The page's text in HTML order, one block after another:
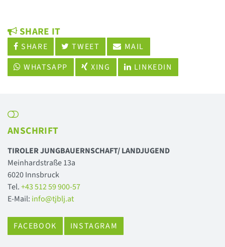
SHARE IT
SHARE TWEET
MAIL
WHATSAPP
XING LINKEDIN
ANSCHRIFT
TIROLER JUNGBAUERNSCHAFT/ LANDJUGEND
Meinhardstraße 13a
6020 Innsbruck
Tel.+43 512 59 900-57
E-Mail: info@tjblj.at
FACEBOOK INSTAGRAM